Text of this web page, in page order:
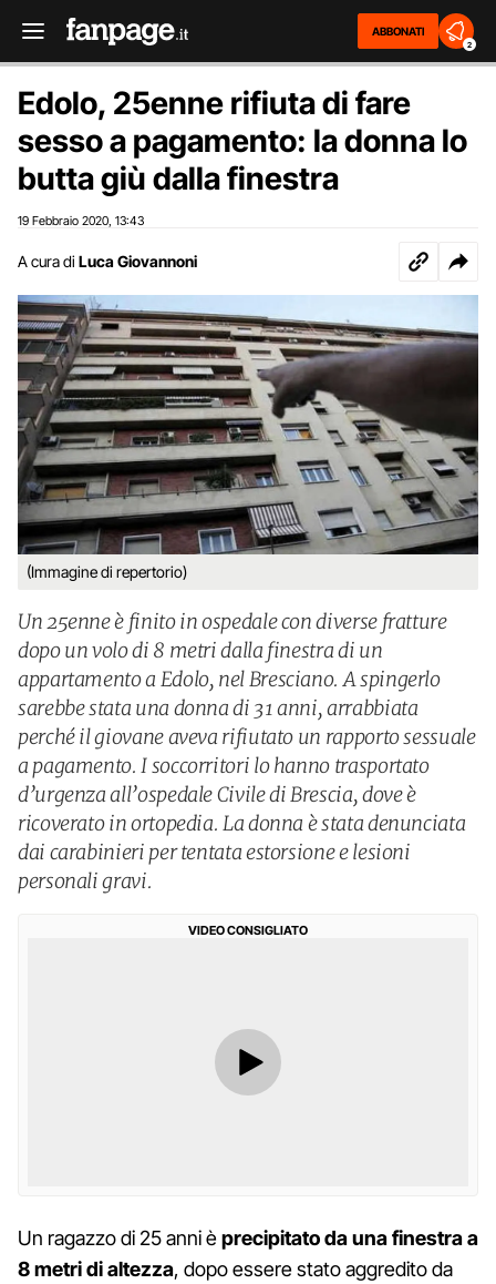
ABBONATI
2
Edolo, 25enne rifiuta di fare
sesso a pagamento: la donna lo
butta giù dalla finestra
19 Febbraio 2020 13:43
A cura di Luca Giovannoni
(Immagine di repertorio)
Un 25enne è finito in ospedale con diverse fratture
dopo un volo di 8 metri dalla finestra di un
appartamento a Edolo, nel Bresciano. A spingerlo
sarebbe stata una donna di 31 anni, arrabbiata
perché il giovane aveva rifiutato un rapporto sessuale
a pagamento. I soccorritori lo hanno trasportato
d’urgenza all’ospedale Civile di Brescia, dove è
ricoverato in ortopedia. La donna è stata denunciata
dai carabinieri per tentata estorsione e lesioni
personali gravi.
VIDEO CONSIGLIATO
Un ragazzo di 25 anni èprecipitato da una finestra a
8 metri di altezza, dopo essere stato aggredito da